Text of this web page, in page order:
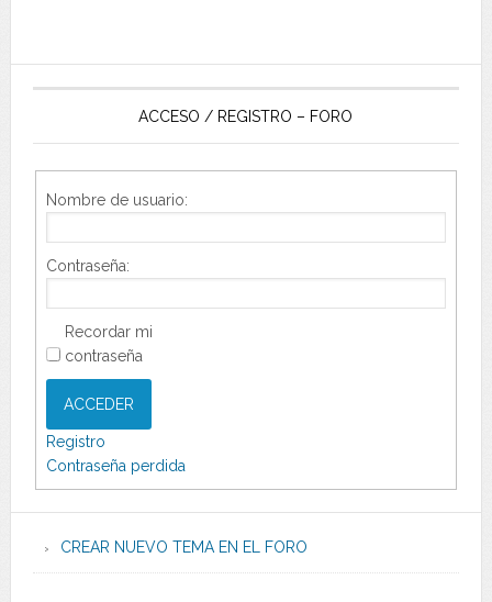
ACCESO / REGISTRO – FORO
Nombre de usuario:
Contraseña:
Recordar mi
contraseña
ACCEDER
Registro
Contraseña perdida
CREAR NUEVO TEMA EN EL FORO